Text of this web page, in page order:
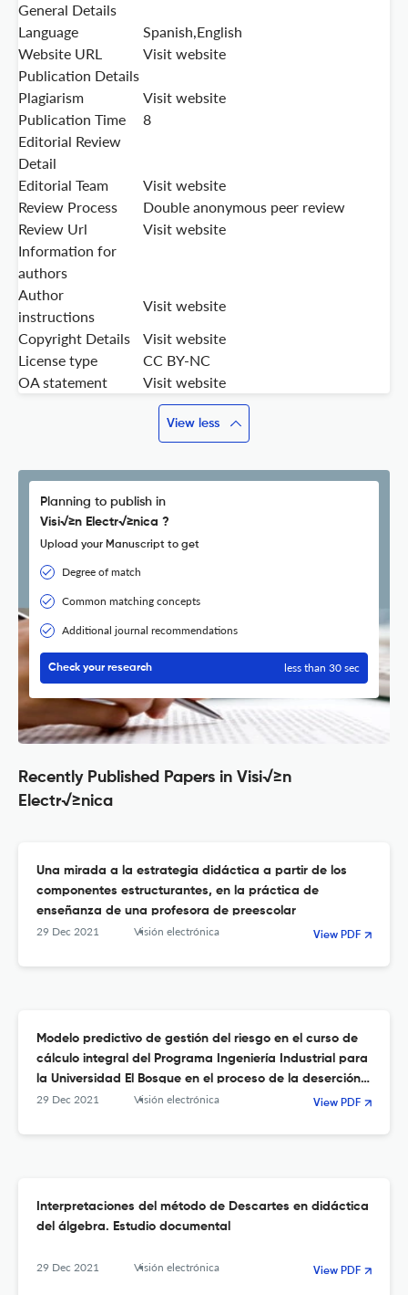
General Details
Language
Spanish,English
Website URL
Visit website
Publication Details
Plagiarism
Visit website
Publication Time
8
Editorial Review
Detail
Editorial Team
Visit website
Review Process
Double anonymous peer review
Review Url
Visit website
Information for
authors
Author
instructions
Visit website
Copyright Details
Visit website
License type
CC BY-NC
OA statement
Visit website
View less
Planning to publish in
Visi√≥n Electr√≥nica ?
Upload your Manuscript to get
Degree of match
Common matching concepts
Additional journal recommendations
Check your research less than 30 sec
Recently Published Papers in Visi√≥n
Electr√≥nica
Una mirada a la estrategia didáctica a partir de los
componentes estructurantes, en la práctica de
enseñanza de una profesora de preescolar
29 Dec 2021 Visión electrónica View PDF
Modelo predictivo de gestión del riesgo en el curso de
cálculo integral del Programa Ingeniería Industrial para
la Universidad El Bosque en el proceso de la deserción
estudiantil
29 Dec 2021 Visión electrónica View PDF
Interpretaciones del método de Descartes en didáctica
del álgebra. Estudio documental
29 Dec 2021 Visión electrónica View PDF